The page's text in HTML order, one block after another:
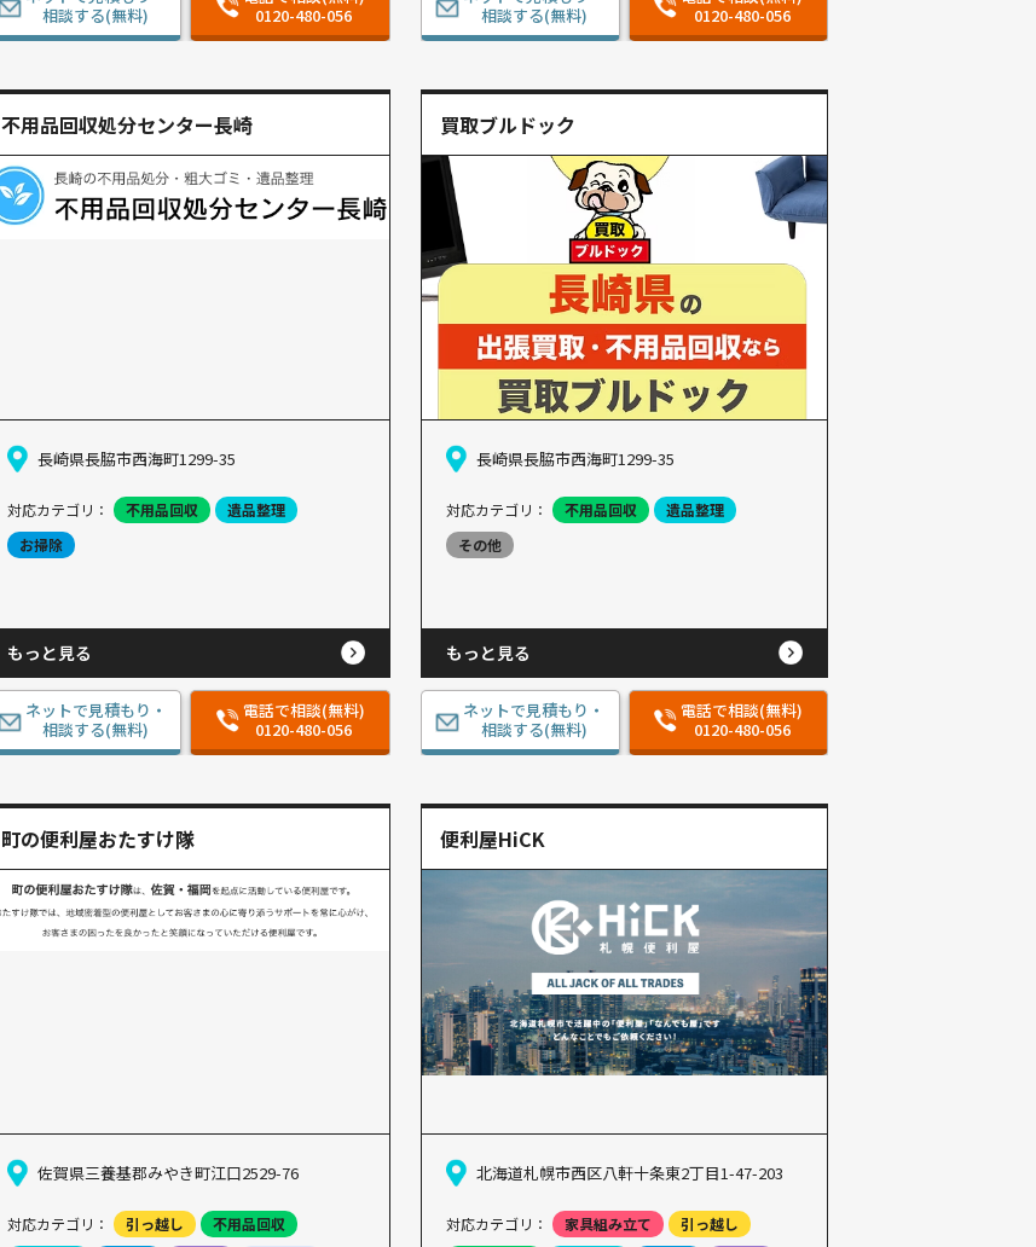
相談する(無料)
0120-480-056
相談する(無料)
0120-480-056
​不用品回収処分センター長崎
長崎県長脇市西海町1299-35
対応カテゴリ： 不用品回収
遺品整理
お掃除
もっと見る
ネットで見積もり・
相談する(無料)
電話で相談(無料)
0120-480-056
買取ブルドック
長崎県長脇市西海町1299-35
対応カテゴリ： 不用品回収
遺品整理
その他
もっと見る
ネットで見積もり・
相談する(無料)
電話で相談(無料)
0120-480-056
町の便利屋おたすけ隊
佐賀県三養基郡みやき町江口2529-76
対応カテゴリ： 引っ越し
不用品回収
便利屋HiCK
北海道札幌市西区八軒十条東2丁目1-47-203
対応カテゴリ： 家具組み立て
引っ越し